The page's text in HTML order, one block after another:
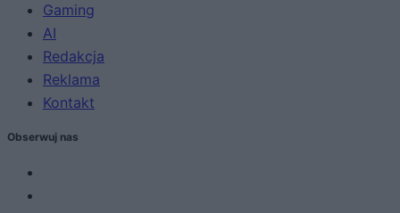
Gaming
AI
Redakcja
Reklama
Kontakt
Obserwuj nas